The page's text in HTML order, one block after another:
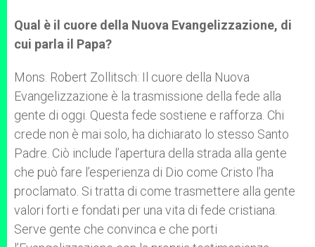
Qual è il cuore della Nuova Evangelizzazione, di
cui parla il Papa?
Mons. Robert Zollitsch: Il cuore della Nuova
Evangelizzazione è la trasmissione della fede alla
gente di oggi. Questa fede sostiene e rafforza. Chi
crede non è mai solo, ha dichiarato lo stesso Santo
Padre. Ciò include l’apertura della strada alla gente
che può fare l’esperienza di Dio come Cristo l’ha
proclamato. Si tratta di come trasmettere alla gente
valori forti e fondati per una vita di fede cristiana.
Serve gente che convinca e che porti